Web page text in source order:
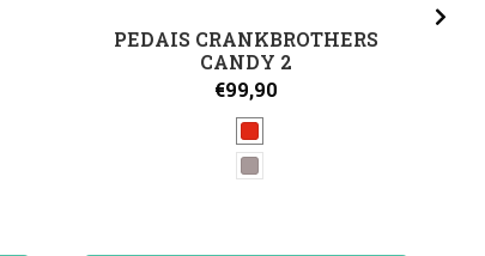
PEDAIS CRANKBROTHERS
CANDY 2
€99,90